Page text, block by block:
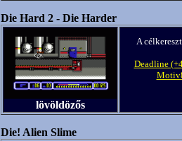
Die Hard 2 - Die Harder
lövöldözős
A
Deadline
Die! Alien Slime